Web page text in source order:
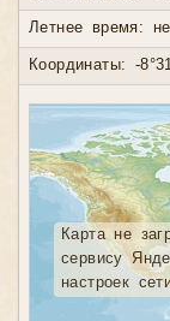
Летнее время:
Координаты: -
Карта не
сервису
настроек